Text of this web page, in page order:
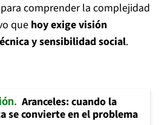
comprender la complejidad
quehoy exige visión
y sensibilidad social.
Aranceles: cuando la
se convierte en el problema